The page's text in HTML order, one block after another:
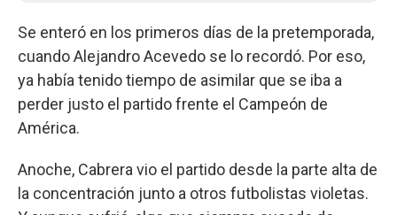
Se enteró en los primeros días de la pretemporada,
cuando Alejandro Acevedo se lo recordó. Por eso,
ya había tenido tiempo de asimilar que se iba a
perder justo el partido frente el Campeón de
América.
Anoche, Cabrera vio el partido desde la parte alta de
la concentración junto a otros futbolistas violetas.